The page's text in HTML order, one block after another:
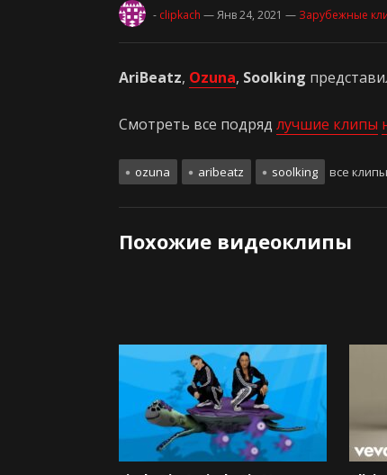
- clipkach — Янв 24, 2021 — Зарубежные
AriBeatz, Ozuna, Soolking
Смотреть все подряд лучшие клипы
ozuna aribeatz soolking все
Похожие видеоклипы